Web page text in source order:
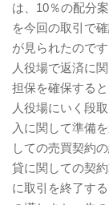
は、 10％の配分
を今回の取引で
が見られたので
人役場で返済に
担保を確保する
人役場にいく段
入に関して準備
しての売買契約
貸に関しての契
に取引を終了す